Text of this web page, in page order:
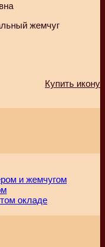
жемчуг
Купить икону